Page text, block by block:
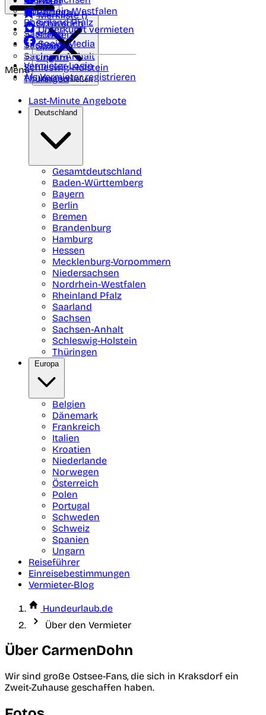
Nordrhein-Westfalen
Rheinland Pfalz
Saarland
Sachsen
Sachsen-Anhalt
Schleswig-Holstein
Thüringen
Portugal
Schweden
Schweiz
Spanien
Ungarn
Merkliste ()
Unterkunft vermieten
Social Media
Vermieter-Login
Als Vermieter registrieren
Menü
Menü schließen
Last-Minute Angebote
Deutschland
Gesamtdeutschland
Baden-Württemberg
Bayern
Berlin
Bremen
Brandenburg
Hamburg
Hessen
Mecklenburg-Vorpommern
Niedersachsen
Nordrhein-Westfalen
Rheinland Pfalz
Saarland
Sachsen
Sachsen-Anhalt
Schleswig-Holstein
Thüringen
Europa
Belgien
Dänemark
Frankreich
Italien
Kroatien
Niederlande
Norwegen
Österreich
Polen
Portugal
Schweden
Schweiz
Spanien
Ungarn
Reiseführer
Einreisebestimmungen
Vermieter-Blog
Hundeurlaub.de
Über den Vermieter
Über CarmenDohn
Wir sind große Ostsee-Fans, die sich in Kraksdorf ein
Zweit-Zuhause geschaffen haben.